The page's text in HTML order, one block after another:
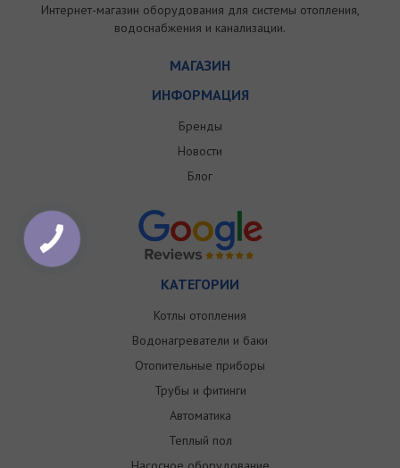
Интернет-магазин оборудования для системы отопления,
водоснабжения и канализации.
МАГАЗИН
ИНФОРМАЦИЯ
Бренды
Новости
Блог
КАТЕГОРИИ
Котлы отопления
Водонагреватели и баки
Отопительные приборы
Трубы и фитинги
Автоматика
Теплый пол